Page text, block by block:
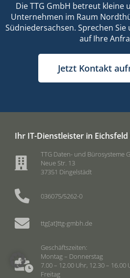
Die TTG GmbH betreut kleine
Unternehmen im Raum
Südniedersachsen. Sprechen
auf Ihre
Jetzt Kontakt
Ihr IT-Dienstleister in
TTG Daten- und Bürosysteme
Neue Str. 13
37351 Dingelstädt
036075/5262-0
ttg[at]ttg-gmbh.de
Geschäftszeiten:
Montag – Donnerstag
7.00 – 12.00 Uhr, 12.30 – 16.00
Freitag